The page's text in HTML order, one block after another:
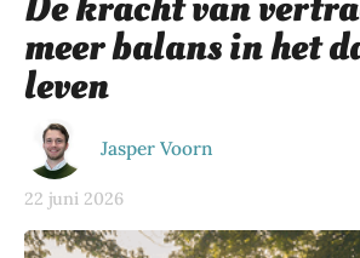
meer balans in het
leven
Jasper Voorn
22 juni 2026